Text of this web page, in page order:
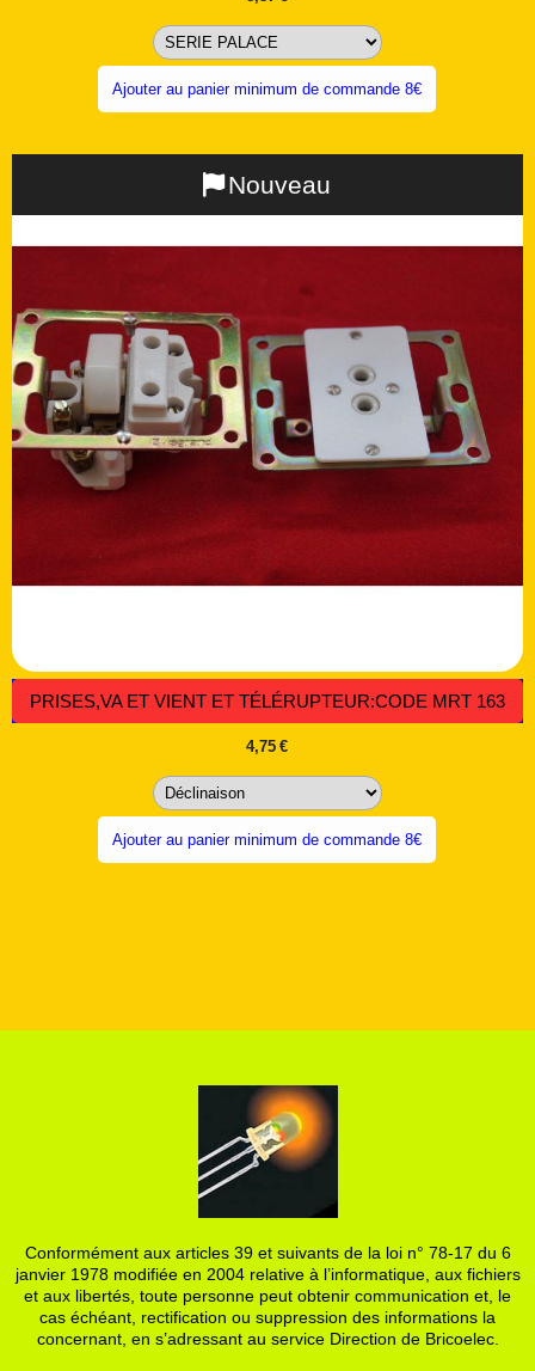
Ajouter au panier minimum de commande 8€
PRISES,VA ET VIENT ET TÉLÉRUPTEUR:CODE MRT 163
4,75 €
Ajouter au panier minimum de commande 8€
Nouveau
Conformément aux articles 39 et suivants de la loi n° 78-17 du 6
janvier 1978 modifiée en 2004 relative à l’informatique, aux fichiers
et aux libertés, toute personne peut obtenir communication et, le
cas échéant, rectification ou suppression des informations la
concernant, en s’adressant au service Direction de Bricoelec.